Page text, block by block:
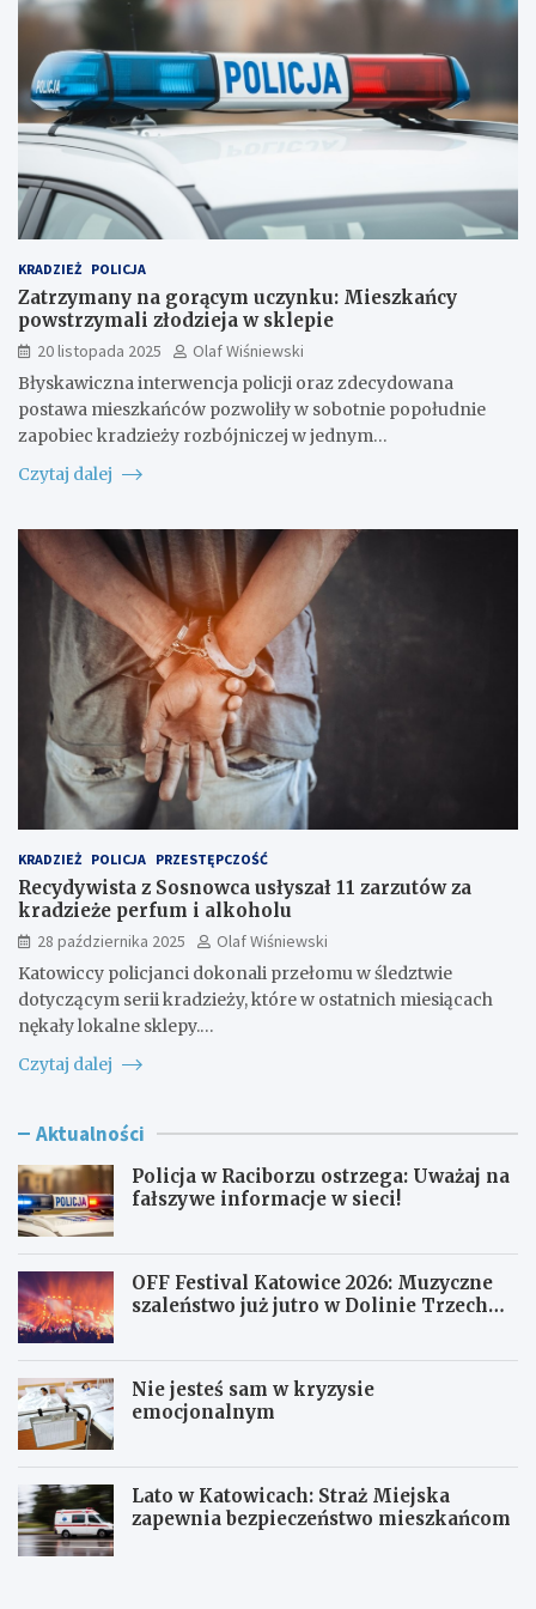
KRADZIEŻ POLICJA
Zatrzymany na gorącym uczynku: Mieszkańcy
powstrzymali złodzieja w sklepie
20 listopada 2025
Olaf Wiśniewski
Błyskawiczna interwencja policji oraz zdecydowana
postawa mieszkańców pozwoliły w sobotnie popołudnie
zapobiec kradzieży rozbójniczej w jednym…
Czytaj dalej
KRADZIEŻ POLICJA PRZESTĘPCZOŚĆ
Recydywista z Sosnowca usłyszał 11 zarzutów za
kradzieże perfum i alkoholu
28 października 2025
Olaf Wiśniewski
Katowiccy policjanci dokonali przełomu w śledztwie
dotyczącym serii kradzieży, które w ostatnich miesiącach
nękały lokalne sklepy.…
Czytaj dalej
Aktualności
Policja w Raciborzu ostrzega: Uważaj na
fałszywe informacje w sieci!
OFF Festival Katowice 2026: Muzyczne
szaleństwo już jutro w Dolinie Trzech
Nie jesteś sam w kryzysie
emocjonalnym
Lato w Katowicach: Straż Miejska
zapewnia bezpieczeństwo mieszkańcom
P
O